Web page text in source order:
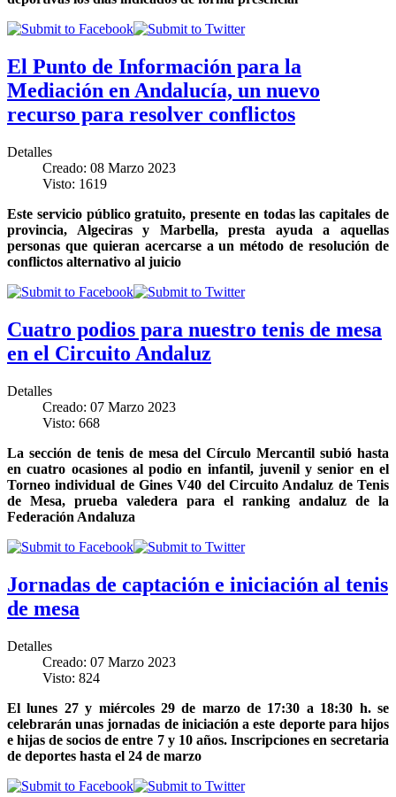
El Punto de Información para la
Mediación en Andalucía, un nuevo
recurso para resolver conflictos
Detalles
Creado: 08 Marzo 2023
Visto: 1619
Este servicio público gratuito, presente en todas las capitales de
provincia, Algeciras y Marbella, presta ayuda a aquellas
personas que quieran acercarse a un método de resolución de
conflictos alternativo al juicio
Cuatro podios para nuestro tenis de mesa
en el Circuito Andaluz
Detalles
Creado: 07 Marzo 2023
Visto: 668
La sección de tenis de mesa del Círculo Mercantil subió hasta
en cuatro ocasiones al podio en infantil, juvenil y senior en el
Torneo individual de Gines V40 del Circuito Andaluz de Tenis
de Mesa, prueba valedera para el ranking andaluz de la
Federación Andaluza
Jornadas de captación e iniciación al tenis
de mesa
Detalles
Creado: 07 Marzo 2023
Visto: 824
El lunes 27 y miércoles 29 de marzo de 17:30 a 18:30 h. se
celebrarán unas jornadas de iniciación a este deporte para hijos
e hijas de socios de entre 7 y 10 años. Inscripciones en secretaria
de deportes hasta el 24 de marzo